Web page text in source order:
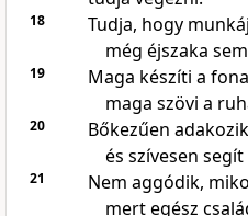
18
Tudja, hogy
még éjszaka
19
Maga készíti a
maga szövi a
20
Bőkezűen
és szívesen
21
Nem aggódik,
mert egész